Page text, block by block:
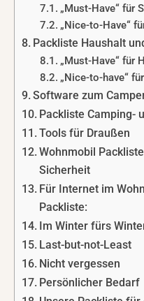
„Must-Have“ für
„Nice-to-Have“
Packliste Haushalt
„Must-Have“ für
„Nice-to-have“
Software zum
Packliste Camping-
Tools für Draußen
Wohnmobil
Sicherheit
Für Internet im
Packliste:
Im Winter fürs
Last-but-not-Least
Nicht vergessen
Persönlicher Bedarf